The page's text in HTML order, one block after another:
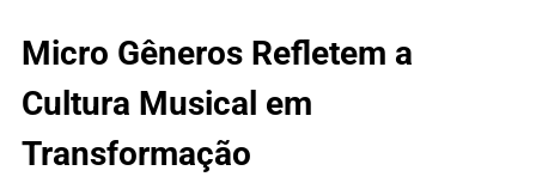
Micro Gêneros Refletem a
Cultura Musical em
Transformação